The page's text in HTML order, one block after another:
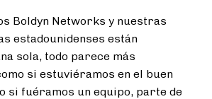
Boldyn Networks y nuestras
estadounidenses están
sola, todo parece más
si estuviéramos en el buen
si fuéramos un equipo, parte de